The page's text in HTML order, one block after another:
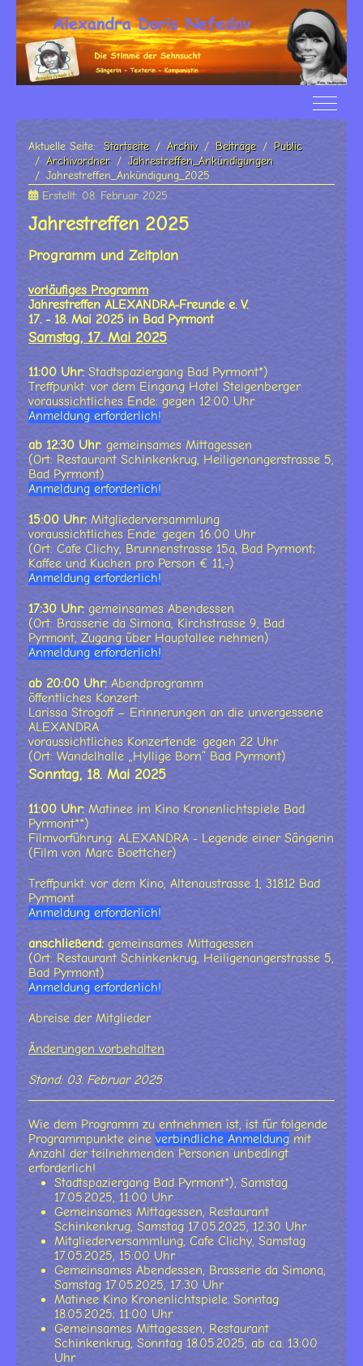
Off-
Aktuelle Seite: Startseite Archiv Beiträge
Public
Archivordner
Jahrestreffen_Ankündigungen
Jahrestreffen_Ankündigung_2025
Erstellt: 08. Februar 2025
Jahrestreffen 2025
Programm und Zeitplan
vorläufiges Programm
Jahrestreffen ALEXANDRA-Freunde e. V.
17. - 18. Mai 2025 in Bad Pyrmont
Samstag, 17. Mai 2025
11:00 Uhr: Stadtspaziergang Bad Pyrmont*)
Treffpunkt: vor dem Eingang Hotel Steigenberger
voraussichtliches Ende: gegen 12:00 Uhr
Anmeldung erforderlich!
ab 12:30 Uhr: gemeinsames Mittagessen
(Ort: Restaurant Schinkenkrug, Heiligenangerstrasse 5,
Bad Pyrmont)
Anmeldung erforderlich!
15:00 Uhr: Mitgliederversammlung
voraussichtliches Ende: gegen 16:00 Uhr
(Ort: Cafe Clichy, Brunnenstrasse 15a, Bad Pyrmont;
Kaffee und Kuchen pro Person € 11,-)
Anmeldung erforderlich!
17:30 Uhr:gemeinsames Abendessen
(Ort: Brasserie da Simona, Kirchstrasse 9, Bad
Pyrmont, Zugang über Hauptallee nehmen)
Anmeldung erforderlich!
ab 20:00 Uhr: Abendprogramm
öffentliches Konzert:
Larissa Strogoff – Erinnerungen an die unvergessene
ALEXANDRA
voraussichtliches Konzertende: gegen 22 Uhr
(Ort: Wandelhalle „Hyllige Born“ Bad Pyrmont)
Sonntag, 18. Mai 2025
11:00 Uhr: Matinee im Kino Kronenlichtspiele Bad
Pyrmont**)
Filmvorführung: ALEXANDRA - Legende einer Sängerin
(Film von Marc Boettcher)
Treffpunkt: vor dem Kino, Altenaustrasse 1, 31812 Bad
Pyrmont
Anmeldung erforderlich!
anschließend: gemeinsames Mittagessen
(Ort: Restaurant Schinkenkrug, Heiligenangerstrasse 5,
Bad Pyrmont)
Anmeldung erforderlich!
Abreise der Mitglieder
Änderungen vorbehalten
Stand: 03. Februar 2025
Wie dem Programm zu entnehmen ist, ist für folgende
Programmpunkte eine verbindliche Anmeldung mit
Anzahl der teilnehmenden Personen unbedingt
erforderlich!
Stadtspaziergang Bad Pyrmont*), Samstag
17.05.2025, 11:00 Uhr
Gemeinsames Mittagessen, Restaurant
Schinkenkrug, Samstag 17.05.2025, 12:30 Uhr
Mitgliederversammlung, Cafe Clichy, Samstag
17.05.2025, 15:00 Uhr
Gemeinsames Abendessen, Brasserie da Simona,
Samstag 17.05.2025, 17:30 Uhr
Matinee Kino Kronenlichtspiele. Sonntag
18.05.2025; 11:00 Uhr
Gemeinsames Mittagessen, Restaurant
Schinkenkrug, Sonntag 18.05.2025, ab ca. 13:00
Uhr